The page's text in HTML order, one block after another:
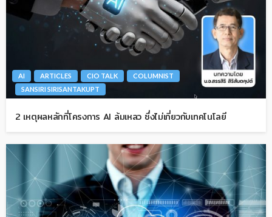
AI ARTICLES CIO TALK
COLUMNIST
SANSIRI SIRISANTAKUPT
2 เหตุผลหลักที่โครงการ AI ล้มเหลว ซึ่งไม่เกี่ยวกับเทคโนโลยี